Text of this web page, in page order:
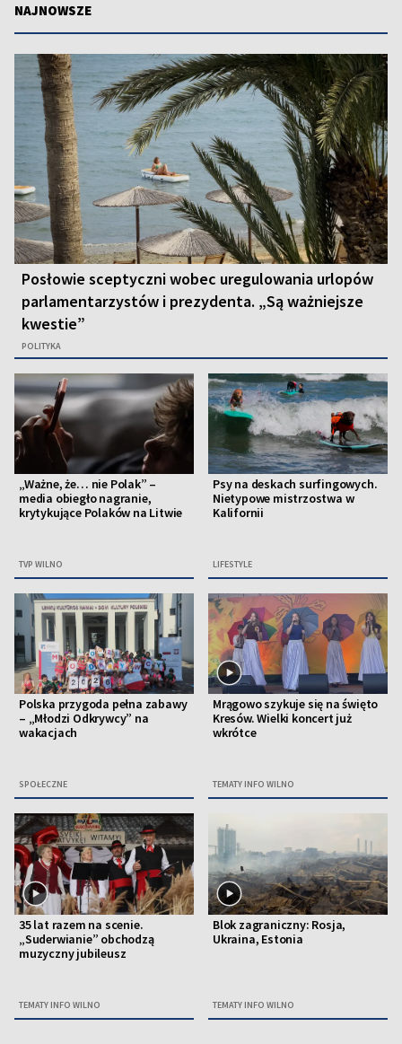
NAJNOWSZE
Posłowie sceptyczni wobec uregulowania urlopów
parlamentarzystów i prezydenta. „Są ważniejsze
kwestie”
POLITYKA
„Ważne, że… nie Polak” –
media obiegło nagranie,
krytykujące Polaków na Litwie
TVP WILNO
Psy na deskach surfingowych.
Nietypowe mistrzostwa w
Kalifornii
LIFESTYLE
Polska przygoda pełna zabawy
– „Młodzi Odkrywcy” na
wakacjach
SPOŁECZNE
Mrągowo szykuje się na święto
Kresów. Wielki koncert już
wkrótce
TEMATY INFO WILNO
35 lat razem na scenie.
„Suderwianie” obchodzą
muzyczny jubileusz
TEMATY INFO WILNO
Blok zagraniczny: Rosja,
Ukraina, Estonia
TEMATY INFO WILNO